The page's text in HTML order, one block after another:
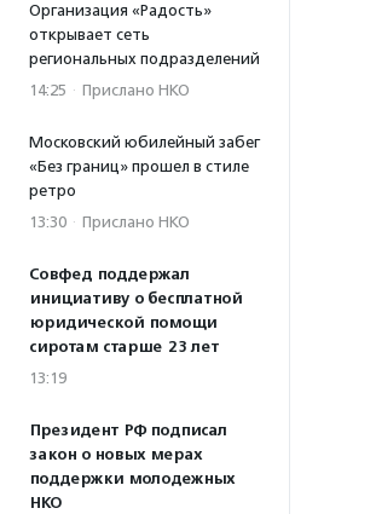
Организация «Радость»
открывает сеть
региональных подразделений
14:25 · Прислано НКО
Московский юбилейный забег
«Без границ» прошел в стиле
ретро
13:30 · Прислано НКО
Совфед поддержал
инициативу о бесплатной
юридической помощи
сиротам старше 23 лет
13:19
Президент РФ подписал
закон о новых мерах
поддержки молодежных
НКО